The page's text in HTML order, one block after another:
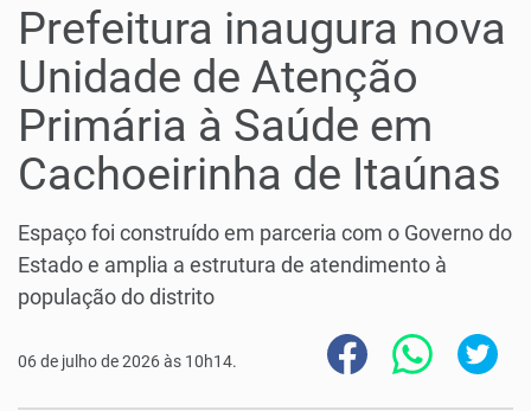
Prefeitura inaugura nova
Unidade de Atenção
Primária à Saúde em
Cachoeirinha de Itaúnas
Espaço foi construído em parceria com o Governo do
Estado e amplia a estrutura de atendimento à
população do distrito
06 de julho de 2026 às 10h14.